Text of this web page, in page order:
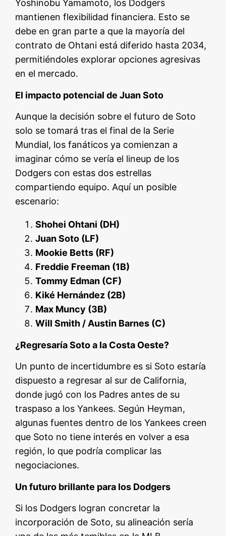
Yoshinobu Yamamoto, los Dodgers
mantienen flexibilidad financiera. Esto se
debe en gran parte a que la mayoría del
contrato de Ohtani está diferido hasta 2034,
permitiéndoles explorar opciones agresivas
en el mercado.
El impacto potencial de Juan Soto
Aunque la decisión sobre el futuro de Soto
solo se tomará tras el final de la Serie
Mundial, los fanáticos ya comienzan a
imaginar cómo se vería el lineup de los
Dodgers con estas dos estrellas
compartiendo equipo. Aquí un posible
escenario:
Shohei Ohtani (DH)
Juan Soto (LF)
Mookie Betts (RF)
Freddie Freeman (1B)
Tommy Edman (CF)
Kiké Hernández (2B)
Max Muncy (3B)
Will Smith / Austin Barnes (C)
¿Regresaría Soto a la Costa Oeste?
Un punto de incertidumbre es si Soto estaría
dispuesto a regresar al sur de California,
donde jugó con los Padres antes de su
traspaso a los Yankees. Según Heyman,
algunas fuentes dentro de los Yankees creen
que Soto no tiene interés en volver a esa
región, lo que podría complicar las
negociaciones.
Un futuro brillante para los Dodgers
Si los Dodgers logran concretar la
incorporación de Soto, su alineación sería